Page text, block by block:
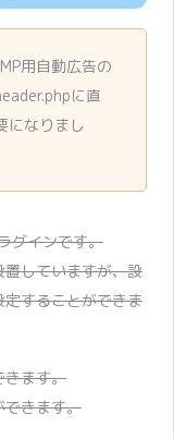
用自動広告の
に直
になりまし
グインです。
していますが、設
することができま
きます。
できます。